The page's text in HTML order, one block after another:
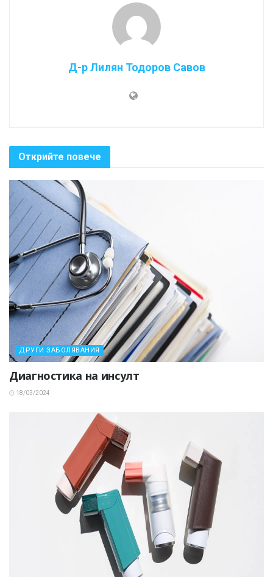
Д-р Лилян Тодоров Савов
Открийте повече
ДРУГИ ЗАБОЛЯВАНИЯ
Диагностика на инсулт
18/03/2024